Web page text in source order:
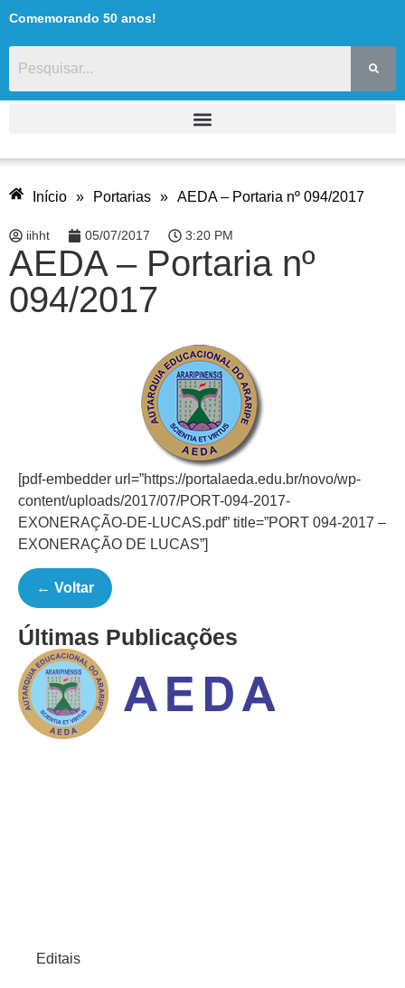
Comemorando 50 anos!
Início » Portarias » AEDA – Portaria nº 094/2017
iihht 05/07/2017 3:20 PM
AEDA – Portaria nº
094/2017
[pdf-embedder url=”https://portalaeda.edu.br/novo/wp-
content/uploads/2017/07/PORT-094-2017-
EXONERAÇÃO-DE-LUCAS.pdf” title=”PORT 094-2017 –
EXONERAÇÃO DE LUCAS”]
← Voltar
Últimas Publicações
Editais